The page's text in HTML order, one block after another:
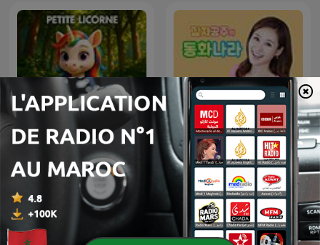
Petite Licorne 감자공주의 동화나라